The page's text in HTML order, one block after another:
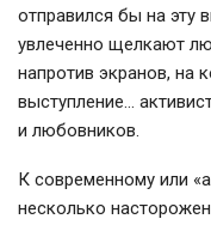
отправился бы на эту
увлеченно щелкают
напротив экранов, на
выступление…
и любовников.
К современному или
несколько